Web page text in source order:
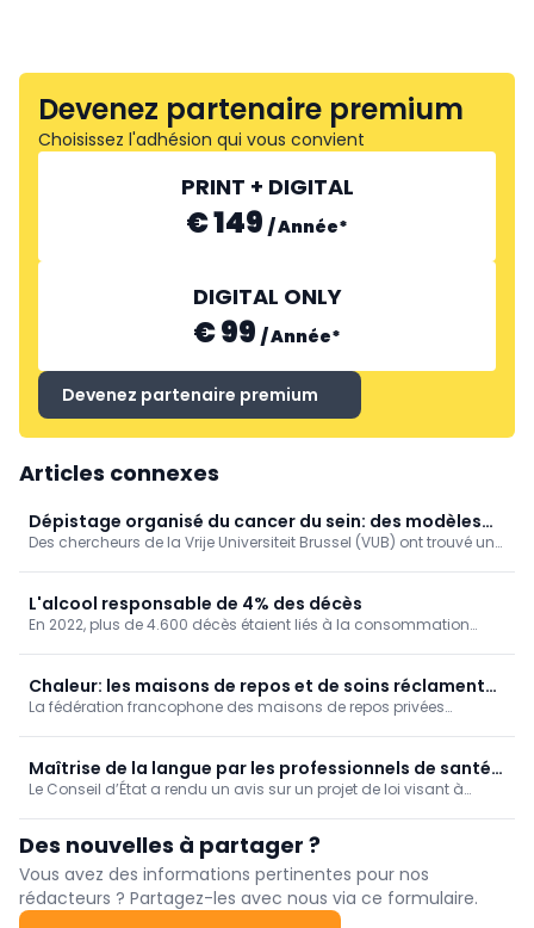
Devenez partenaire premium
Choisissez l'adhésion qui vous convient
PRINT + DIGITAL
€ 149 /Année*
DIGITAL ONLY
€ 99 /Année*
Devenez partenaire premium
Articles connexes
Dépistage organisé du cancer du sein: des modèles
de simulation encore plus fiables (VUB)
Des chercheurs de la Vrije Universiteit Brussel (VUB) ont trouvé un
L'alcool responsable de 4% des décès
En 2022, plus de 4.600 décès étaient liés à la consommation
Bruxelles-Capitale.
Chaleur: les maisons de repos et de soins réclament
une vision à long terme
La fédération francophone des maisons de repos privées
conformer.
Maîtrise de la langue par les professionnels de santé:
avis nuancé du Conseil d'État
Le Conseil d’État a rendu un avis sur un projet de loi visant à
dans laquelle ils exercent.
Des nouvelles à partager ?
Vous avez des informations pertinentes pour nos
rédacteurs ? Partagez-les avec nous via ce formulaire.